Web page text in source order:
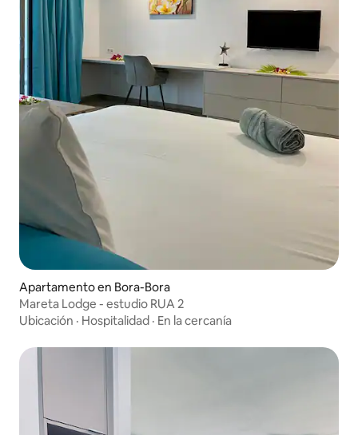
Apartamento en Bora-Bora
Mareta Lodge - estudio RUA 2
Ubicación · Hospitalidad · En la cercanía